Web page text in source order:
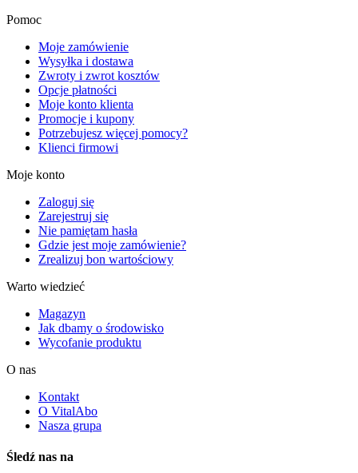
Pomoc
Moje zamówienie
Wysyłka i dostawa
Zwroty i zwrot kosztów
Opcje płatności
Moje konto klienta
Promocje i kupony
Potrzebujesz więcej pomocy?
Klienci firmowi
Moje konto
Zaloguj się
Zarejestruj się
Nie pamiętam hasła
Gdzie jest moje zamówienie?
Zrealizuj bon wartościowy
Warto wiedzieć
Magazyn
Jak dbamy o środowisko
Wycofanie produktu
O nas
Kontakt
O VitalAbo
Nasza grupa
Śledź nas na